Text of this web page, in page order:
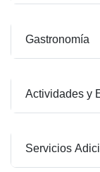
Gastronomía
Actividades y
Servicios